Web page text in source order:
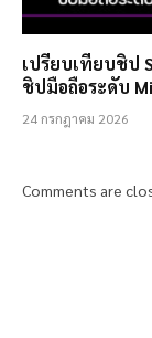
เปรียบเทียบชิป
ชิปมือถือระดับ
24 กรกฎาคม 2026
Comments are